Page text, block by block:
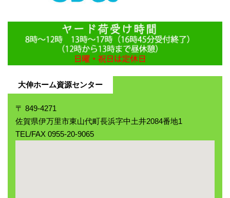
大伸ホーム資源センター
〒 849-4271
佐賀県伊万里市東山代町長浜字中土井2084番地1
TEL/FAX 0955-20-9065